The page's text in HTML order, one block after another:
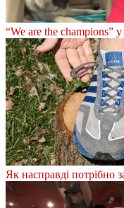
“We are the champions” у
Як насправді потрібно